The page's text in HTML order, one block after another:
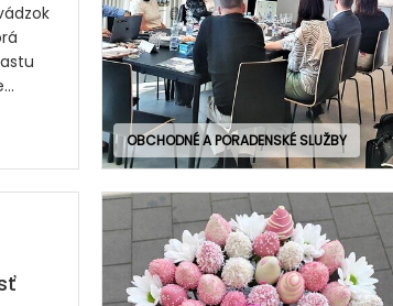
OBCHODNÉ A PORADENSKÉ SLUŽBY